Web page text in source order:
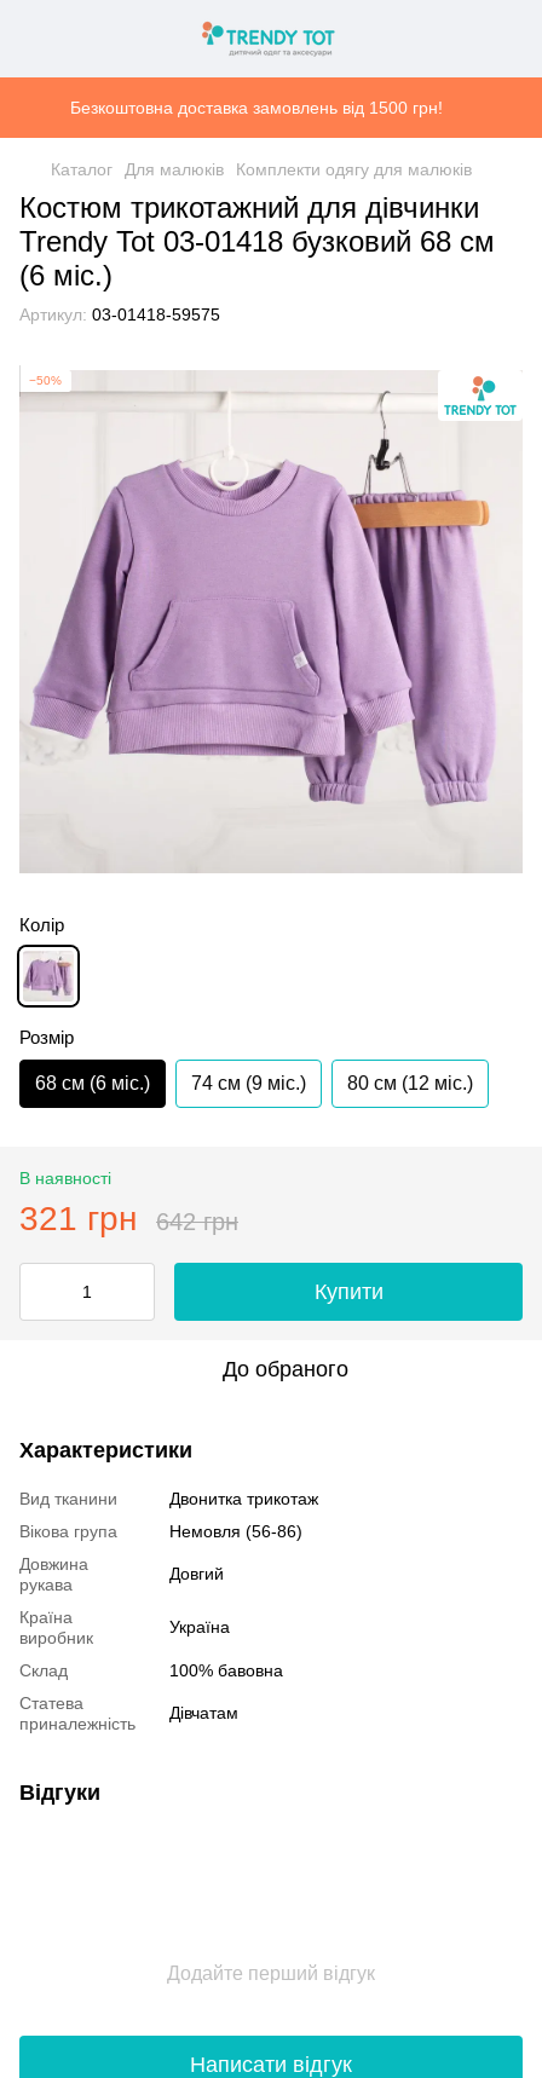
Безкоштовна доставка замовлень від 1500 грн!
Каталог Для малюків Комплекти одягу для малюків
Костюм трикотажний для дівчинки
Trendy Tot 03-01418 бузковий 68 см
(6 мiс.)
Артикул: 03-01418-59575
−50%
Колір
Розмір
68 см (6 мiс.) 74 см (9 мiс.) 80 см (12 мiс.)
В наявності
321 грн 642 грн
Купити
До обраного
Характеристики
Вид тканини
Двонитка трикотаж
Вікова група
Немовля (56-86)
Довжина
рукава
Довгий
Країна
виробник
Україна
Склад
100% бавовна
Статева
приналежність
Дівчатам
Відгуки
Додайте перший відгук
Написати відгук